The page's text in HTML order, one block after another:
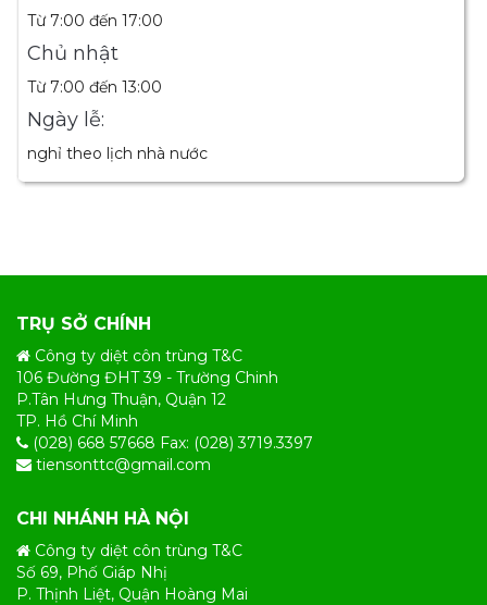
Từ 7:00 đến 17:00
Chủ nhật
Từ 7:00 đến 13:00
Ngày lễ:
nghỉ theo lịch nhà nước
TRỤ SỞ CHÍNH
Công ty diệt côn trùng T&C
106 Đường ĐHT 39 - Trường Chinh
P.Tân Hưng Thuận, Quận 12
TP. Hồ Chí Minh
(028) 668 57668 Fax: (028) 3719.3397
tiensonttc@gmail.com
CHI NHÁNH HÀ NỘI
Công ty diệt côn trùng T&C
Số 69, Phố Giáp Nhị
P. Thịnh Liệt, Quận Hoàng Mai